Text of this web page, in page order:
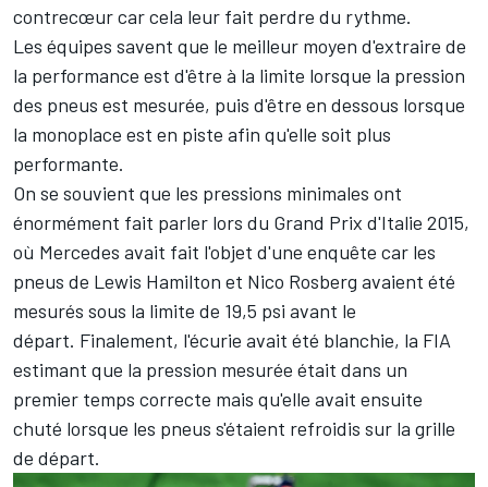
contrecœur car cela leur fait perdre du rythme.
Les équipes savent que le meilleur moyen d'extraire de
la performance est d'être à la limite lorsque la pression
des pneus est mesurée, puis d'être en dessous lorsque
la monoplace est en piste afin qu'elle soit plus
performante.
On se souvient que les pressions minimales ont
énormément fait parler lors du Grand Prix d'Italie 2015,
où Mercedes avait fait l'objet d'une enquête car les
pneus de Lewis Hamilton et Nico Rosberg avaient été
mesurés sous la limite de 19,5 psi avant le
départ. Finalement, l'écurie avait été blanchie, la FIA
estimant que la pression mesurée était dans un
premier temps correcte mais qu'elle avait ensuite
chuté lorsque les pneus s'étaient refroidis sur la grille
de départ.